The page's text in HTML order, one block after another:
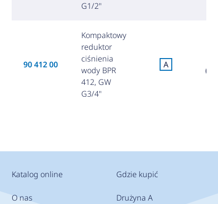
G1/2"
90 412 00
Kompaktowy
reduktor
ciśnienia
wody BPR
412, GW
G3/4"
A
Katalog online
O nas
Gdzie kupić
Drużyna A